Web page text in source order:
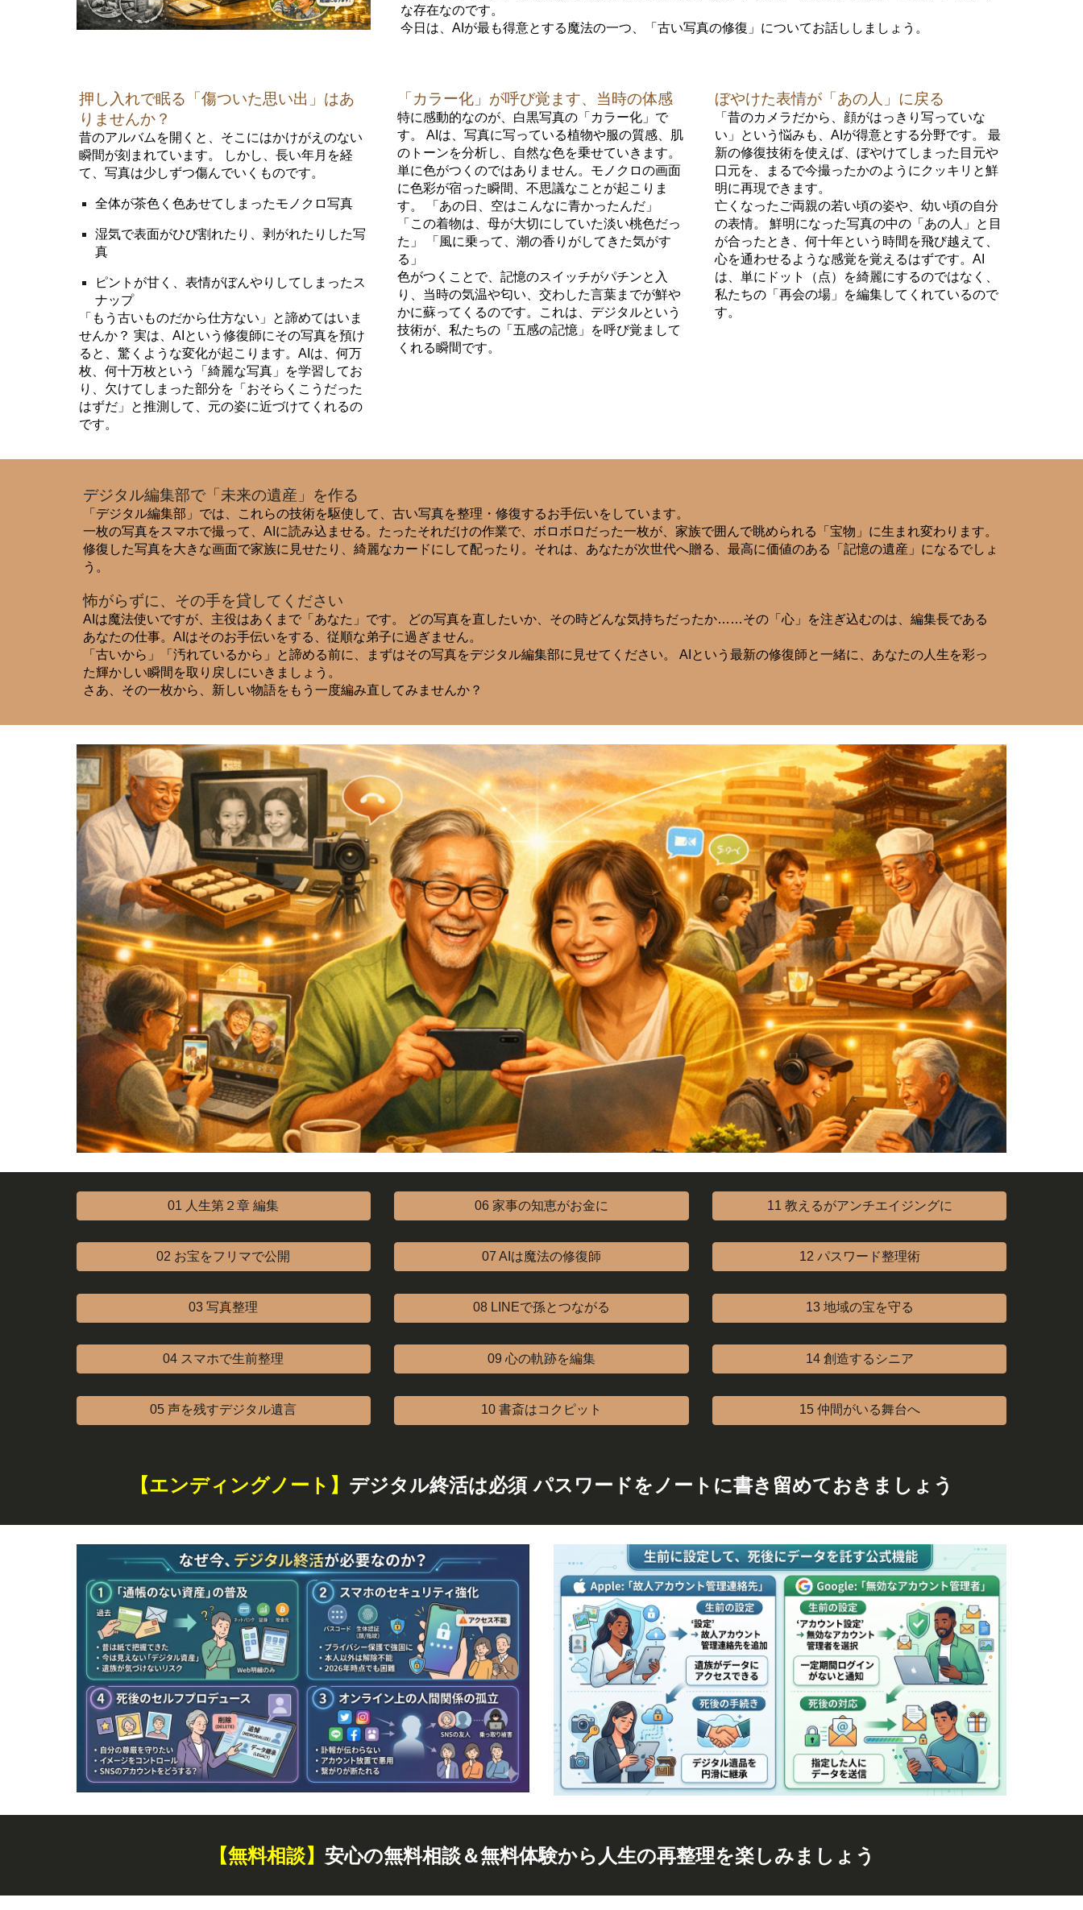
な存在なのです。
今日は、AIが最も得意とする魔法の一つ、「古い写真の修復」についてお話ししましょう。
押し入れで眠る「傷ついた思い出」はあ
りませんか？
昔のアルバムを開くと、そこにはかけがえのない
瞬間が刻まれています。 しかし、長い年月を経
て、写真は少しずつ傷んでいくものです。
全体が茶色く色あせてしまったモノクロ写真
湿気で表面がひび割れたり、剥がれたりした写
真
ピントが甘く、表情がぼんやりしてしまったス
ナップ
「もう古いものだから仕方ない」と諦めてはいま
せんか？ 実は、AIという修復師にその写真を預け
ると、驚くような変化が起こります。AIは、何万
枚、何十万枚という「綺麗な写真」を学習してお
り、欠けてしまった部分を「おそらくこうだった
はずだ」と推測して、元の姿に近づけてくれるの
です。
「カラー化」が呼び覚ます、当時の体感
特に感動的なのが、白黒写真の「カラー化」で
す。 AIは、写真に写っている植物や服の質感、肌
のトーンを分析し、自然な色を乗せていきます。
単に色がつくのではありません。モノクロの画面
に色彩が宿った瞬間、不思議なことが起こりま
す。 「あの日、空はこんなに青かったんだ」
「この着物は、母が大切にしていた淡い桃色だっ
た」 「風に乗って、潮の香りがしてきた気がす
る」
色がつくことで、記憶のスイッチがパチンと入
り、当時の気温や匂い、交わした言葉までが鮮や
かに蘇ってくるのです。これは、デジタルという
技術が、私たちの「五感の記憶」を呼び覚まして
くれる瞬間です。
ぼやけた表情が「あの人」に戻る
「昔のカメラだから、顔がはっきり写っていな
い」という悩みも、AIが得意とする分野です。 最
新の修復技術を使えば、ぼやけてしまった目元や
口元を、まるで今撮ったかのようにクッキリと鮮
明に再現できます。
亡くなったご両親の若い頃の姿や、幼い頃の自分
の表情。 鮮明になった写真の中の「あの人」と目
が合ったとき、何十年という時間を飛び越えて、
心を通わせるような感覚を覚えるはずです。AI
は、単にドット（点）を綺麗にするのではなく、
私たちの「再会の場」を編集してくれているので
す。
デジタル編集部で「未来の遺産」を作る
「デジタル編集部」では、これらの技術を駆使して、古い写真を整理・修復するお手伝いをしています。
一枚の写真をスマホで撮って、AIに読み込ませる。たったそれだけの作業で、ボロボロだった一枚が、家族で囲んで眺められる「宝物」に生まれ変わります。
修復した写真を大きな画面で家族に見せたり、綺麗なカードにして配ったり。それは、あなたが次世代へ贈る、最高に価値のある「記憶の遺産」になるでしょ
う。
怖がらずに、その手を貸してください
AIは魔法使いですが、主役はあくまで「あなた」です。 どの写真を直したいか、その時どんな気持ちだったか……その「心」を注ぎ込むのは、編集長である
あなたの仕事。AIはそのお手伝いをする、従順な弟子に過ぎません。
「古いから」「汚れているから」と諦める前に、まずはその写真をデジタル編集部に見せてください。 AIという最新の修復師と一緒に、あなたの人生を彩っ
た輝かしい瞬間を取り戻しにいきましょう。
さあ、その一枚から、新しい物語をもう一度編み直してみませんか？
01 人生第２章 編集
02 お宝をフリマで公開
03 写真整理
04 スマホで生前整理
05 声を残すデジタル遺言
06 家事の知恵がお金に
07 AIは魔法の修復師
08 LINEで孫とつながる
09 心の軌跡を編集
10 書斎はコクピット
11 教えるがアンチエイジングに
12 パスワード整理術
13 地域の宝を守る
14 創造するシニア
15 仲間がいる舞台へ
【エンディングノート】 デジタル終活は必須 パスワードをノートに書き留めておきましょう
【無料相談】 安心の無料相談＆無料体験から人生の再整理を楽しみましょう